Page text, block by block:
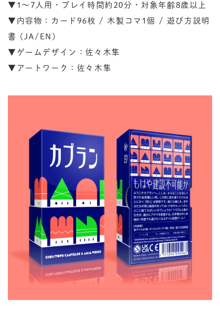
▼1〜7人用・プレイ時間約20分・対象年齢8歳以上
▼内容物：カード96枚 / 木製コマ1個 / 遊び方説明
書 (JA/EN)
▼ゲームデザイン：佐々木隼
▼アートワーク：佐々木隼